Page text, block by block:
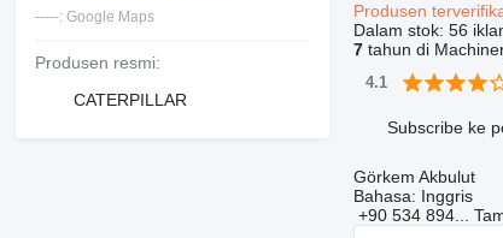
-----: Google Maps
Produsen resmi:
CATERPILLAR
Produsen
Dalam stok: 56
7tahun di
4.1
Subscribe ke
Görkem Akbulut
Bahasa: Inggris
+90 534 894...